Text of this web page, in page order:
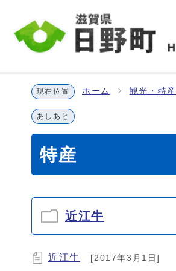
現在位置 ホーム 観光・特産
あしあと
特産
近江牛
近江牛 [2017年3月1日]